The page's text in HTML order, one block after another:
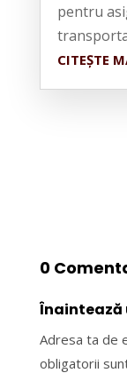
pentru
CITEȘTE
0
Înaintează
Adresa ta de
obligatorii